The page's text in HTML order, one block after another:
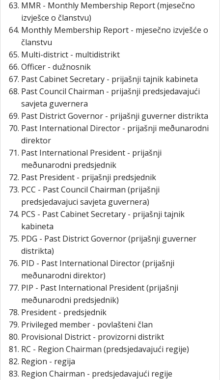
MMR - Monthly Membership Report (mjesečno
izvješce o članstvu)
Monthly Membership Report - mjesečno izvješće o
članstvu
Multi-district - multidistrikt
Officer - dužnosnik
Past Cabinet Secretary - prijašnji tajnik kabineta
Past Council Chairman - prijašnji predsjedavajući
savjeta guvernera
Past District Governor - prijašnji guverner distrikta
Past International Director - prijašnji meðunarodni
direktor
Past International President - prijašnji
meðunarodni predsjednik
Past President - prijašnji predsjednik
PCC - Past Council Chairman (prijašnji
predsjedavajuci savjeta guvernera)
PCS - Past Cabinet Secretary - prijašnji tajnik
kabineta
PDG - Past District Governor (prijašnji guverner
distrikta)
PID - Past International Director (prijašnji
meðunarodni direktor)
PIP - Past International President (prijašnji
meðunarodni predsjednik)
President - predsjednik
Privileged member - povlašteni član
Provisional District - provizorni distrikt
RC - Region Chairman (predsjedavajući regije)
Region - regija
Region Chairman - predsjedavajući regije